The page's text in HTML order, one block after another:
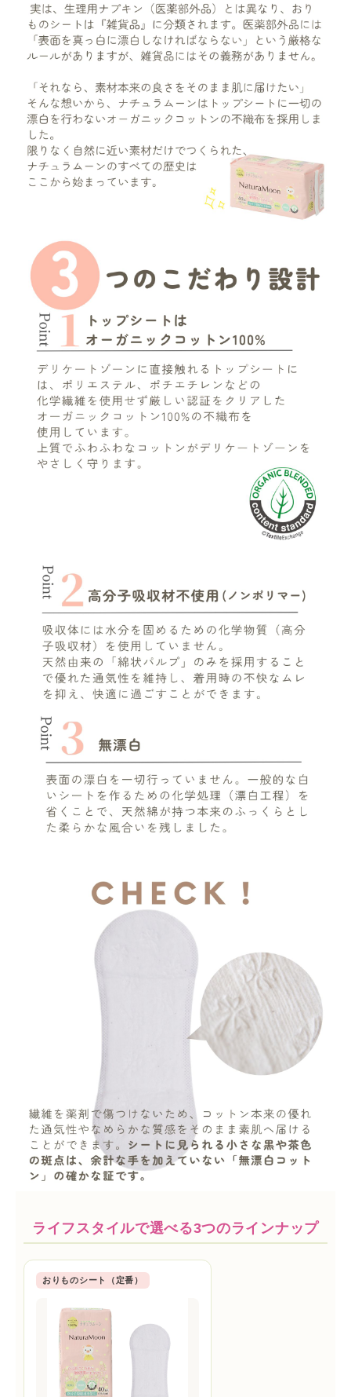
ライフスタイルで選べる3つのラインナップ
おりものシート（定番）